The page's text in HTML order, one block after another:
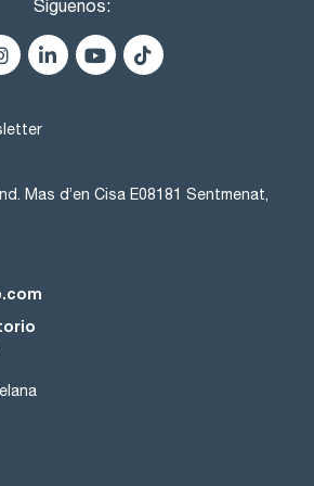
Síguenos:
Mas d’en Cisa E08181 Sentmenat,